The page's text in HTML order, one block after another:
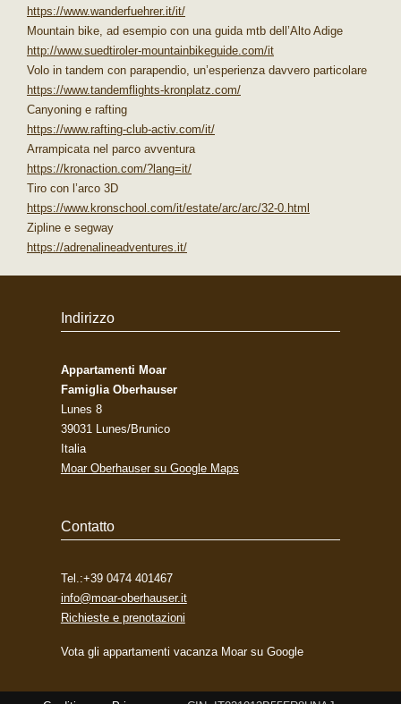
https://www.wanderfuehrer.it/it/
Mountain bike, ad esempio con una guida mtb dell’Alto Adige
http://www.suedtiroler-mountainbikeguide.com/it
Volo in tandem con parapendio, un’esperienza davvero particolare
https://www.tandemflights-kronplatz.com/
Canyoning e rafting
https://www.rafting-club-activ.com/it/
Arrampicata nel parco avventura
https://kronaction.com/?lang=it/
Tiro con l’arco 3D
https://www.kronschool.com/it/estate/arc/arc/32-0.html
Zipline e segway
https://adrenalineadventures.it/
Indirizzo
Appartamenti Moar
Famiglia Oberhauser
Lunes 8
39031 Lunes/Brunico
Italia
Moar Oberhauser su Google Maps
Contatto
Tel.:+39 0474 401467
info@moar-oberhauser.it
Richieste e prenotazioni
Vota gli appartamenti vacanza Moar su Google